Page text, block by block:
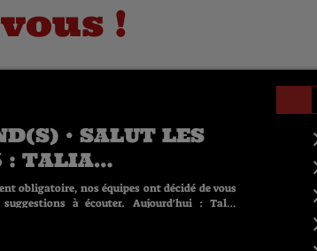
!
• SALUT LES
: TALIA
obligatoire, nos équipes ont décidé de vous
à écouter. Aujourd'hui : Talia